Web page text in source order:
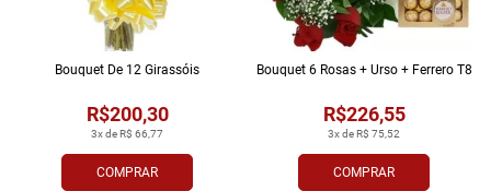
COMPRAR
3x de R$ 66,77
R$200,30
Bouquet De 12 Girassóis
COMPRAR
3x de R$ 75,52
R$226,55
Bouquet 6 Rosas + Urso + Ferrero T8